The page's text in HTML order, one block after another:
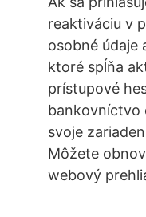
reaktiváciu v
osobné údaje
ktoré spĺňa
prístupové
bankovníctvo
svoje
Môžete
webový